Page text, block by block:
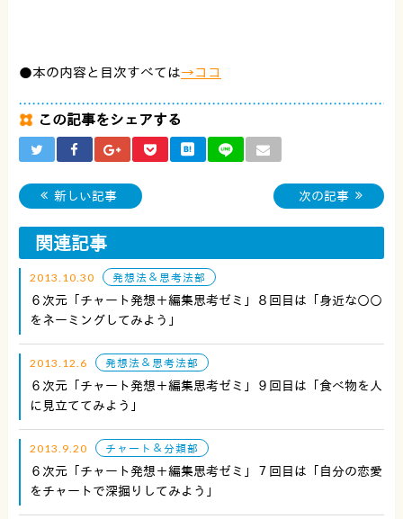
●本の内容と目次すべては→ココ
この記事をシェアする
新しい記事 次の記事
関連記事
2013.10.30 発想法＆思考法部
６次元「チャート発想＋編集思考ゼミ」８回目は「身近な○○
をネーミングしてみよう」
2013.12.6 発想法＆思考法部
６次元「チャート発想＋編集思考ゼミ」９回目は「食べ物を人
に見立ててみよう」
2013.9.20 チャート＆分類部
６次元「チャート発想＋編集思考ゼミ」７回目は「自分の恋愛
をチャートで深掘りしてみよう」